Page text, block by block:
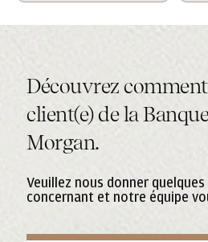
Découvrez
client(e) de la
Morgan.
Veuillez nous donner
concernant et notre équipe